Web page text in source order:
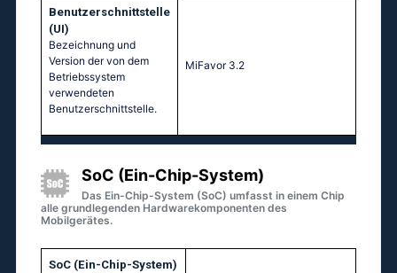
Benutzerschnittstelle
(UI)
Bezeichnung und
Version der von dem
Betriebssystem
verwendeten
Benutzerschnittstelle.
MiFavor 3.2
SoC (Ein-Chip-System)
Das Ein-Chip-System (SoC) umfasst in einem Chip
alle grundlegenden Hardwarekomponenten des
Mobilgerätes.
SoC (Ein-Chip-System)